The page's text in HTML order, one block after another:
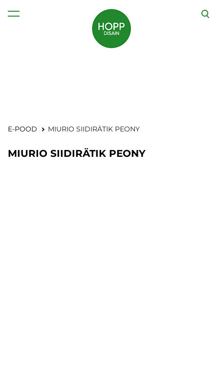
lisati ostukorvi. Vaata ostukorvi
E-POOD MIURIO SIIDIRÄTIK PEONY
MIURIO SIIDIRÄTIK PEONY
1 / 2